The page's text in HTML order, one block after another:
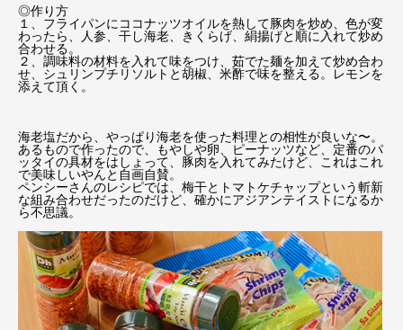
◎作り方
１、フライパンにココナッツオイルを熱して豚肉を炒め、色が変
わったら、人参、干し海老、きくらげ、絹揚げと順に入れて炒め
合わせる。
２、調味料の材料を入れて味をつけ、茹でた麺を加えて炒め合わ
せ、シュリンプチリソルトと胡椒、米酢で味を整える。レモンを
添えて頂く。
海老塩だから、やっぱり海老を使った料理との相性が良いな〜。
あるもので作ったので、もやしや卵、ピーナッツなど、定番のパ
ッタイの具材をはしょって、豚肉を入れてみたけど、これはこれ
で美味しいやんと自画自賛。
ペンシーさんのレシピでは、梅干とトマトケチャップという斬新
な組み合わせだったのだけど、確かにアジアンテイストになるか
ら不思議。